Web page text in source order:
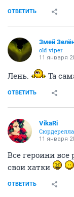
ОТВЕТИТЬ
Змей
old viper
11 января
Лень. Та
ОТВЕТИТЬ
VikaRi
Сюрдерелла
11 января
Все героини все
свои хатки
ОТВЕТИТЬ